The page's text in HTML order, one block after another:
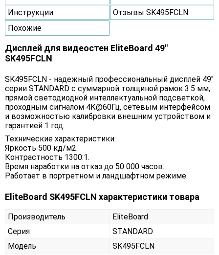
Инструкции
Отзывы SK495FCLN
Похожие
Дисплей для видеостен EliteBoard 49"
SK495FCLN
SK495FCLN - надежный профессиональный дисплей 49"
серии STANDARD с суммарной толщиной рамок 3.5 мм,
прямой светодиодной интеллектуальной подсветкой,
проходным сигналом 4К@60Гц, сетевым интерфейсом
и возможностью калибровки внешним устройством и
гарантией 1 год.
Технические характеристики:
Яркость 500 кд/м2.
Контрастность 1300:1.
Время наработки на отказ до 50 000 часов.
Работает в портретном и ландшафтном режиме.
EliteBoard SK495FCLN характеристики товара
Производитель
EliteBoard
Серия
STANDARD
Модель
SK495FCLN